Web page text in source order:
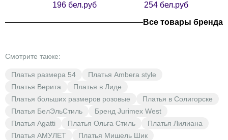
196 бел.руб
254 бел.руб
Все товары бренда
Смотрите также:
Платья размера 54
Платья Ambera style
Платья Верита
Платья в Лиде
Платья больших размеров розовые
Платья в Солигорске
Платья БелЭльСтиль
Бренд Jurimex West
Платья Agatti
Платья Ольга Стиль
Платья Лилиана
Платья АМУЛЕТ
Платья Мишель Шик